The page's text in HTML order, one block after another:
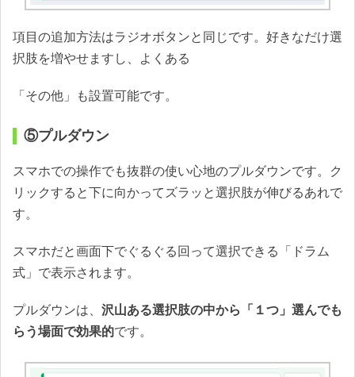
項目の追加方法はラジオボタンと同じです。好きなだけ選
択肢を増やせますし、よくある
「その他」も設置可能です。
⑤プルダウン
スマホでの操作でも抜群の使い心地のプルダウンです。ク
リックすると下に向かってズラッと選択肢が伸びるあれで
す。
スマホだと画面下でぐるぐる回って選択できる「ドラム
式」で表示されます。
プルダウンは、 沢山ある選択肢の中から「１つ」選んでも
らう場面で効果的です。